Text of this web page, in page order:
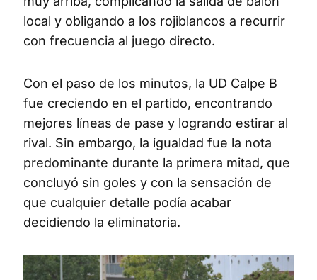
local y obligando a los rojiblancos a recurrir
con frecuencia al juego directo.
Con el paso de los minutos, la UD Calpe B
fue creciendo en el partido, encontrando
mejores líneas de pase y logrando estirar al
rival. Sin embargo, la igualdad fue la nota
predominante durante la primera mitad, que
concluyó sin goles y con la sensación de
que cualquier detalle podía acabar
decidiendo la eliminatoria.